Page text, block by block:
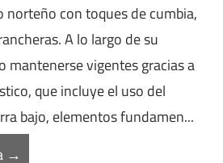
con toques de cumbia,
A lo largo de su
mantenerse vigentes gracias a
que incluye el uso del
bajo, elementos fundamen...
→